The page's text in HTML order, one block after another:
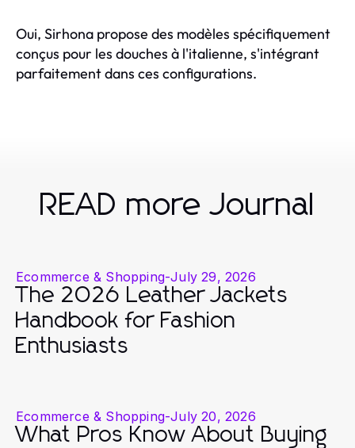
Oui, Sirhona propose des modèles spécifiquement
conçus pour les douches à l'italienne, s'intégrant
parfaitement dans ces configurations.
READ more Journal
Ecommerce & Shopping-July 29, 2026
The 2026 Leather Jackets
Handbook for Fashion
Enthusiasts
Ecommerce & Shopping-July 20, 2026
What Pros Know About Buying